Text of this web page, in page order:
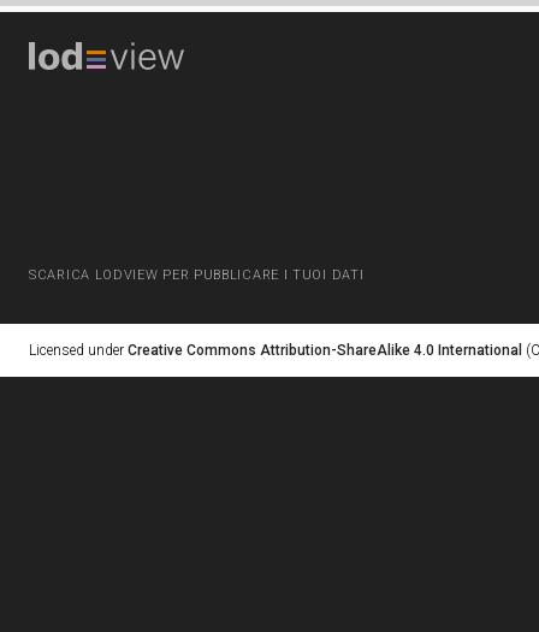
SCARICA LODVIEW PER PUBBLICARE I TUOI DATI
Licensed under Creative Commons Attribution-ShareAlike 4.0 International